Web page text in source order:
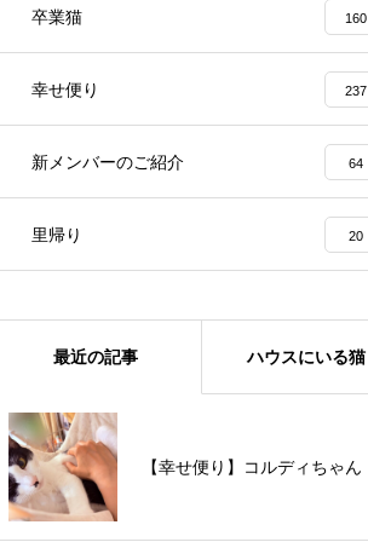
卒業猫 160
幸せ便り 237
新メンバーのご紹介 64
里帰り 20
最近の記事 ハウスにいる猫
【幸せ便り】コルディちゃん
【里親様募集中】メメちゃん